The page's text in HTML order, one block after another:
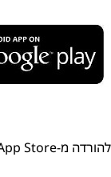
להורדה מ-App Store